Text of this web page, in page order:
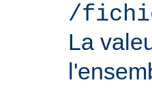
/
La